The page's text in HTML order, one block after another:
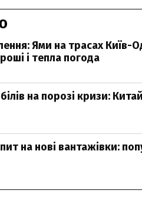
Ями на трасах Київ-
і тепла погода
на порозі кризи:
на нові вантажівки: